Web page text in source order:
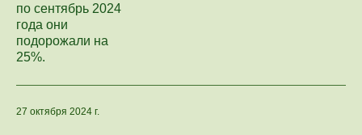
по сентябрь 2024
года они
подорожали на
25%.
27 октября 2024 г.